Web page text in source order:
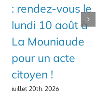
: rendez-vous le
lundi 10 août à
La Mouniaude
pour un acte
citoyen !
juillet 20th, 2026